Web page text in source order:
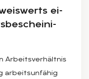
ei­
Arbeitsverhältnis
arbeitsunfähig